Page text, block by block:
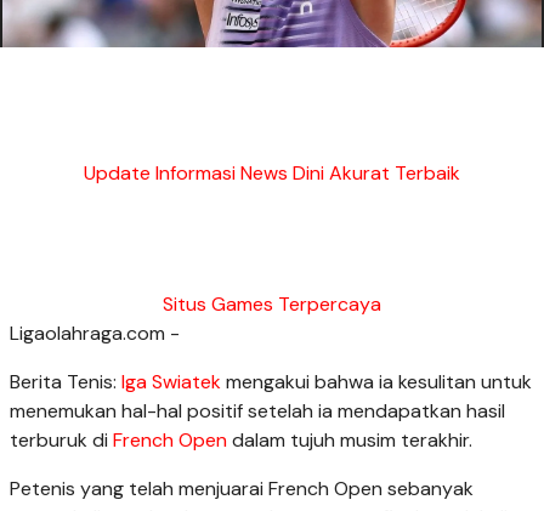
Update Informasi News Dini Akurat Terbaik
Situs Games Terpercaya
Ligaolahraga.com -
Berita Tenis: Iga Swiatekmengakui bahwa ia kesulitan untuk
menemukan hal-hal positif setelah ia mendapatkan hasil
terburuk di French Opendalam tujuh musim terakhir.
Petenis yang telah menjuarai French Open sebanyak